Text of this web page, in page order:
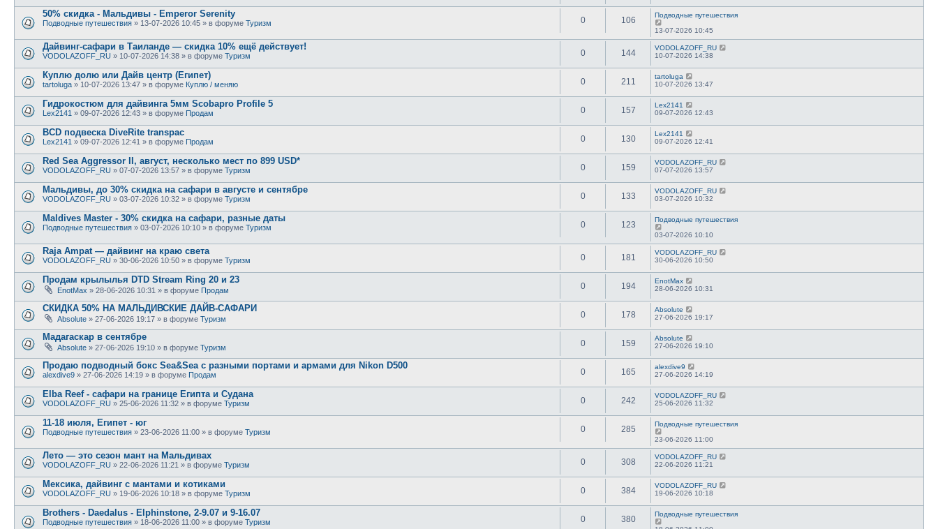
50% скидка - Мальдивы - Emperor Serenity
Подводные путешествия » 13-07-2026 10:45 » в форуме Туризм 0 106
Подводные путешествия
13-07-2026 10:45
Дайвинг-сафари в Таиланде — скидка 10% ещё действует!
VODOLAZOFF_RU » 10-07-2026 14:38 » в форуме Туризм 0 144
VODOLAZOFF_RU
10-07-2026 14:38
Куплю долю или Дайв центр (Египет)
tartoluga » 10-07-2026 13:47 » в форуме Куплю / меняю 0 211
tartoluga
10-07-2026 13:47
Гидрокостюм для дайвинга 5мм Scobapro Profile 5
Lex2141 » 09-07-2026 12:43 » в форуме Продам 0 157
Lex2141
09-07-2026 12:43
BCD подвеска DiveRite transpac
Lex2141 » 09-07-2026 12:41 » в форуме Продам 0 130
Lex2141
09-07-2026 12:41
Red Sea Aggressor II, август, несколько мест по 899 USD*
VODOLAZOFF_RU » 07-07-2026 13:57 » в форуме Туризм 0 159
VODOLAZOFF_RU
07-07-2026 13:57
Мальдивы, до 30% скидка на сафари в августе и сентябре
VODOLAZOFF_RU » 03-07-2026 10:32 » в форуме Туризм 0 133
VODOLAZOFF_RU
03-07-2026 10:32
Maldives Master - 30% скидка на сафари, разные даты
Подводные путешествия » 03-07-2026 10:10 » в форуме Туризм 0 123
Подводные путешествия
03-07-2026 10:10
Raja Ampat — дайвинг на краю света
VODOLAZOFF_RU » 30-06-2026 10:50 » в форуме Туризм 0 181
VODOLAZOFF_RU
30-06-2026 10:50
Продам крылылья DTD Stream Ring 20 и 23
EnotMax » 28-06-2026 10:31 » в форуме Продам 0 194
EnotMax
28-06-2026 10:31
СКИДКА 50% НА МАЛЬДИВСКИЕ ДАЙВ-САФАРИ
Absolute » 27-06-2026 19:17 » в форуме Туризм 0 178
Absolute
27-06-2026 19:17
Мадагаскар в сентябре
Absolute » 27-06-2026 19:10 » в форуме Туризм 0 159
Absolute
27-06-2026 19:10
Продаю подводный бокс Sea&Sea с разными портами и армами для Nikon D500
alexdive9 » 27-06-2026 14:19 » в форуме Продам 0 165
alexdive9
27-06-2026 14:19
Elba Reef - сафари на границе Египта и Судана
VODOLAZOFF_RU » 25-06-2026 11:32 » в форуме Туризм 0 242
VODOLAZOFF_RU
25-06-2026 11:32
11-18 июля, Египет - юг
Подводные путешествия » 23-06-2026 11:00 » в форуме Туризм 0 285
Подводные путешествия
23-06-2026 11:00
Лето — это сезон мант на Мальдивах
VODOLAZOFF_RU » 22-06-2026 11:21 » в форуме Туризм 0 308
VODOLAZOFF_RU
22-06-2026 11:21
Мексика, дайвинг с мантами и котиками
VODOLAZOFF_RU » 19-06-2026 10:18 » в форуме Туризм 0 384
VODOLAZOFF_RU
19-06-2026 10:18
Brothers - Daedalus - Elphinstone, 2-9.07 и 9-16.07
Подводные путешествия » 18-06-2026 11:00 » в форуме Туризм 0 380
Подводные путешествия